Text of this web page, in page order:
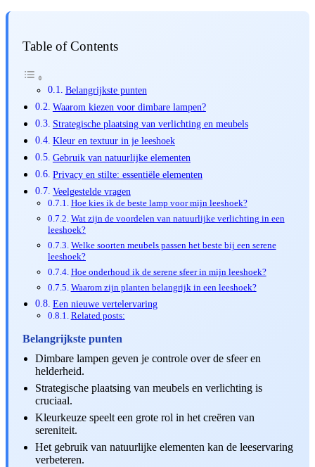
Table of Contents
Belangrijkste punten
Waarom kiezen voor dimbare lampen?
Strategische plaatsing van verlichting en meubels
Kleur en textuur in je leeshoek
Gebruik van natuurlijke elementen
Privacy en stilte: essentiële elementen
Veelgestelde vragen
Hoe kies ik de beste lamp voor mijn leeshoek?
Wat zijn de voordelen van natuurlijke verlichting in een
leeshoek?
Welke soorten meubels passen het beste bij een serene
leeshoek?
Hoe onderhoud ik de serene sfeer in mijn leeshoek?
Waarom zijn planten belangrijk in een leeshoek?
Een nieuwe vertelervaring
Related posts:
Belangrijkste punten
Dimbare lampen geven je controle over de sfeer en
helderheid.
Strategische plaatsing van meubels en verlichting is
cruciaal.
Kleurkeuze speelt een grote rol in het creëren van
sereniteit.
Het gebruik van natuurlijke elementen kan de leeservaring
verbeteren.